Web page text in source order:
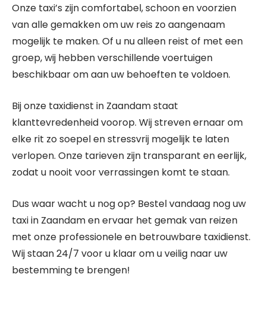
Onze taxi’s zijn comfortabel, schoon en voorzien
van alle gemakken om uw reis zo aangenaam
mogelijk te maken. Of u nu alleen reist of met een
groep, wij hebben verschillende voertuigen
beschikbaar om aan uw behoeften te voldoen.
Bij onze taxidienst in Zaandam staat
klanttevredenheid voorop. Wij streven ernaar om
elke rit zo soepel en stressvrij mogelijk te laten
verlopen. Onze tarieven zijn transparant en eerlijk,
zodat u nooit voor verrassingen komt te staan.
Dus waar wacht u nog op? Bestel vandaag nog uw
taxi in Zaandam en ervaar het gemak van reizen
met onze professionele en betrouwbare taxidienst.
Wij staan 24/7 voor u klaar om u veilig naar uw
bestemming te brengen!